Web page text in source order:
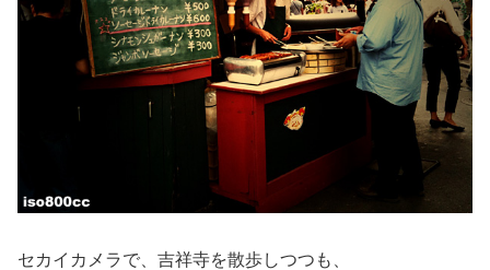
セカイカメラで、吉祥寺を散歩しつつも、